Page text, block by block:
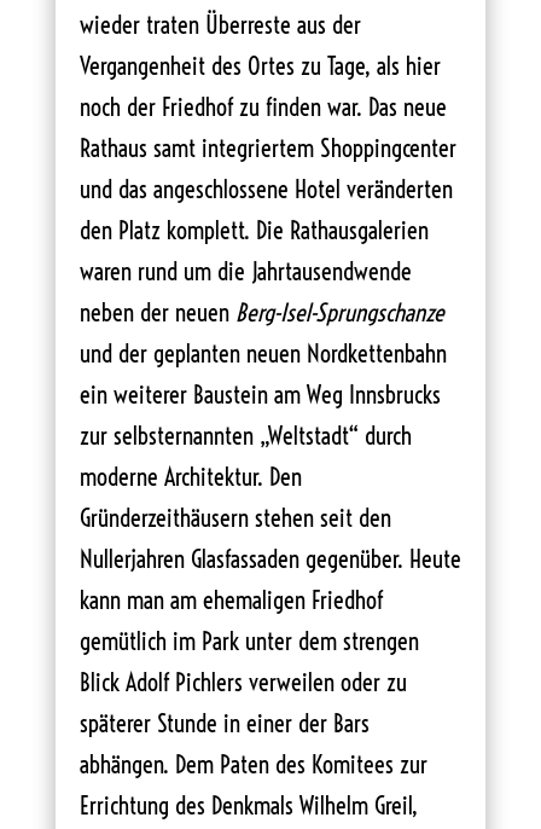
wieder traten Überreste aus der
Vergangenheit des Ortes zu Tage, als hier
noch der Friedhof zu finden war. Das neue
Rathaus samt integriertem Shoppingcenter
und das angeschlossene Hotel veränderten
den Platz komplett. Die Rathausgalerien
waren rund um die Jahrtausendwende
neben der neuen Berg-Isel-Sprungschanze
und der geplanten neuen Nordkettenbahn
ein weiterer Baustein am Weg Innsbrucks
zur selbsternannten „Weltstadt“ durch
moderne Architektur. Den
Gründerzeithäusern stehen seit den
Nullerjahren Glasfassaden gegenüber. Heute
kann man am ehemaligen Friedhof
gemütlich im Park unter dem strengen
Blick Adolf Pichlers verweilen oder zu
späterer Stunde in einer der Bars
abhängen. Dem Paten des Komitees zur
Errichtung des Denkmals Wilhelm Greil,